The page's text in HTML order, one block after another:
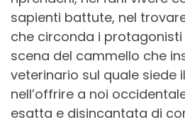
sapienti battute, nel
che circonda i protagonisti
scena del cammello che
veterinario sul quale siede
nell’offrire a noi
esatta e disincantata di